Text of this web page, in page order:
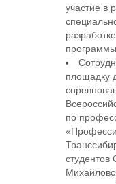
участие в
площадку
по